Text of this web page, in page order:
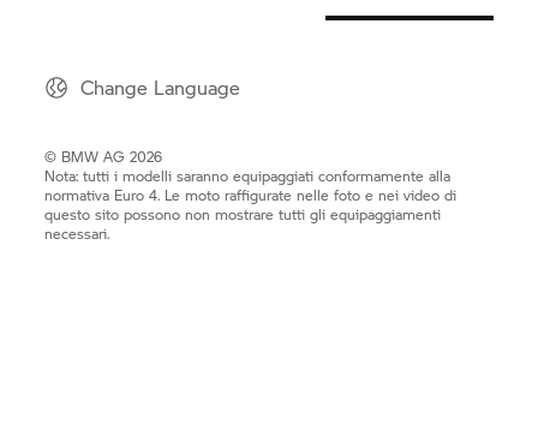
Change Language
© BMW AG 2026
Nota: tutti i modelli saranno equipaggiati conformamente alla
normativa Euro 4. Le moto raffigurate nelle foto e nei video di
questo sito possono non mostrare tutti gli equipaggiamenti
necessari.